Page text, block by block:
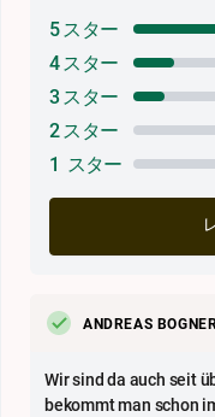
5 スター
4 スター
3 スター
2 スター
1 スター
ANDREAS
Wir sind da auch seit
bekommt man schon